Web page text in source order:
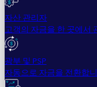
자산 관리자
고객의 자금을 한 곳에서
광부 및 PSP
자동으로 자금을 전환합